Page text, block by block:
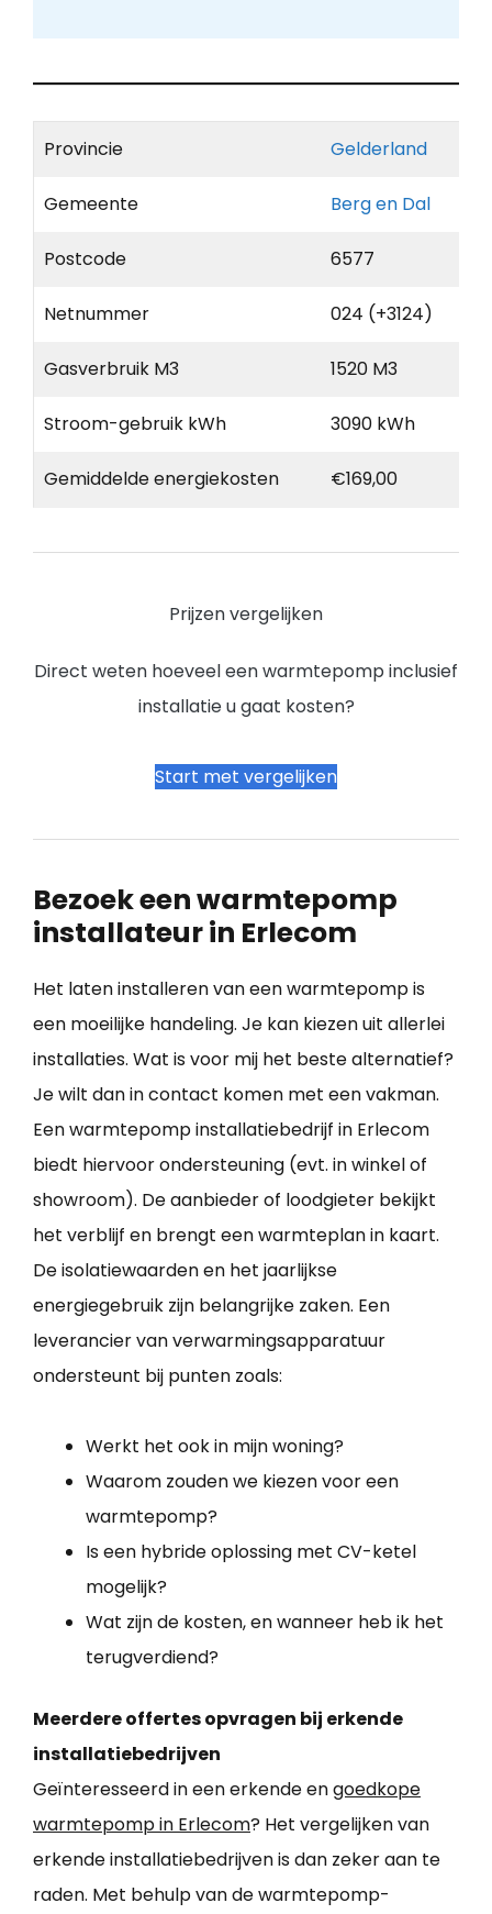
Provincie Gelderland
Gemeente Berg en Dal
Postcode 6577
Netnummer 024 (+3124)
Gasverbruik M3 1520 M3
Stroom-gebruik kWh 3090 kWh
Gemiddelde energiekosten €169,00
Prijzen vergelijken
Direct weten hoeveel een warmtepomp inclusief
installatie u gaat kosten?
Start met vergelijken
Bezoek een warmtepomp
installateur in Erlecom
Het laten installeren van een warmtepomp is
een moeilijke handeling. Je kan kiezen uit allerlei
installaties. Wat is voor mij het beste alternatief?
Je wilt dan in contact komen met een vakman.
Een warmtepomp installatiebedrijf in Erlecom
biedt hiervoor ondersteuning (evt. in winkel of
showroom). De aanbieder of loodgieter bekijkt
het verblijf en brengt een warmteplan in kaart.
De isolatiewaarden en het jaarlijkse
energiegebruik zijn belangrijke zaken. Een
leverancier van verwarmingsapparatuur
ondersteunt bij punten zoals:
Werkt het ook in mijn woning?
Waarom zouden we kiezen voor een
warmtepomp?
Is een hybride oplossing met CV-ketel
mogelijk?
Wat zijn de kosten, en wanneer heb ik het
terugverdiend?
Meerdere offertes opvragen bij erkende
installatiebedrijven
Geïnteresseerd in een erkende engoedkope
warmtepomp in Erlecom? Het vergelijken van
erkende installatiebedrijven is dan zeker aan te
raden. Met behulp van de warmtepomp-